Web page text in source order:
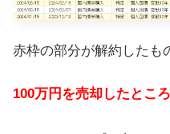
赤枠の部分が解約したも
100万円を売却したとこ